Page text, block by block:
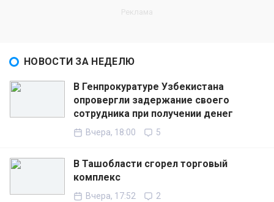
НОВОСТИ ЗА НЕДЕЛЮ
В Генпрокуратуре Узбекистана
опровергли задержание своего
сотрудника при получении денег
Вчера, 18:00 5
В Ташобласти сгорел торговый
комплекс
Вчера, 17:52 2